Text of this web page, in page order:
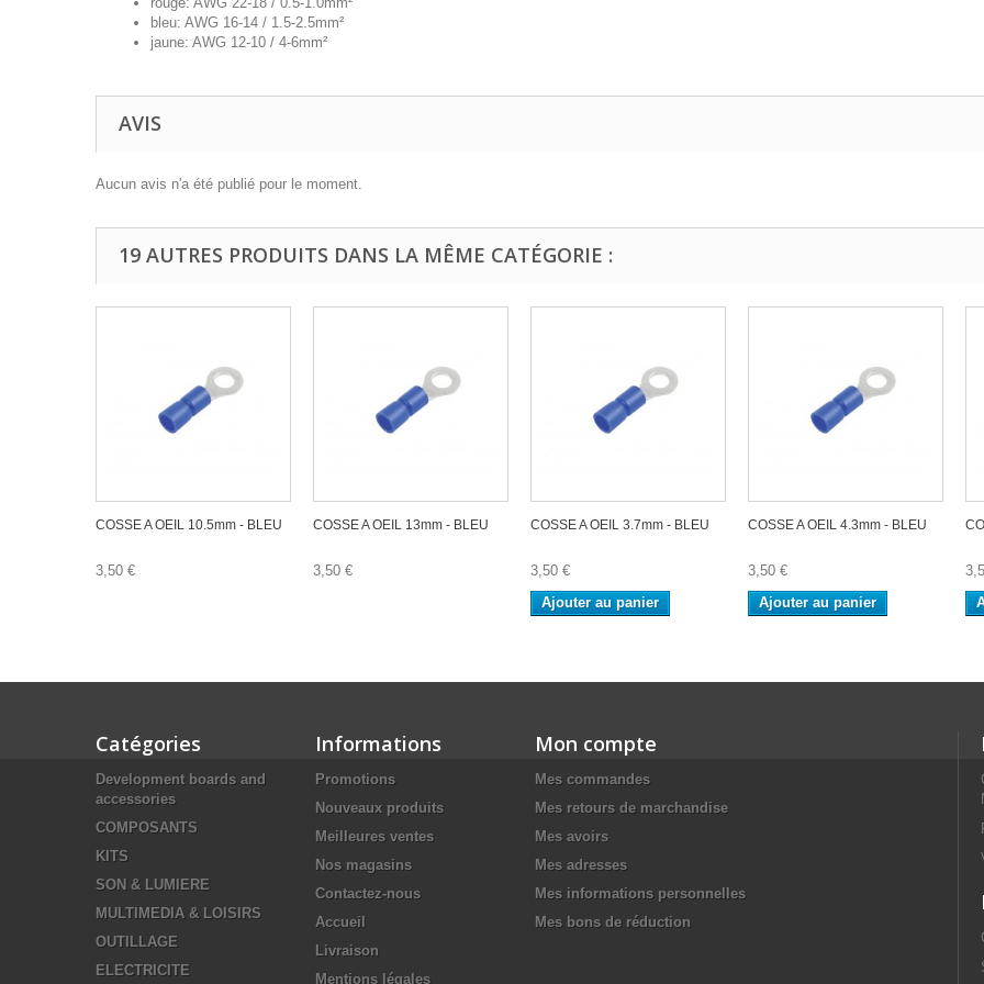
bleu: AWG 16-14 / 1.5-2.5mm²
jaune: AWG 12-10 / 4-6mm²
AVIS
Aucun avis n'a été publié pour le moment.
19 AUTRES PRODUITS DANS LA MÊME CATÉGORIE :
COSSE A OEIL 10.5mm - BLEU
3,50 €
COSSE A OEIL 13mm - BLEU
3,50 €
COSSE A OEIL 3.7mm - BLEU
3,50 €
Ajouter au panier
COSSE A OEIL 4.3mm - BLEU
3,50 €
Ajouter au panier
Catégories
Development boards and
accessories
COMPOSANTS
KITS
SON & LUMIERE
MULTIMEDIA & LOISIRS
OUTILLAGE
ELECTRICITE
Informations
Promotions
Nouveaux produits
Meilleures ventes
Nos magasins
Contactez-nous
Accueil
Livraison
Mentions légales
Mon compte
Mes commandes
Mes retours de marchandise
Mes avoirs
Mes adresses
Mes informations personnelles
Mes bons de réduction